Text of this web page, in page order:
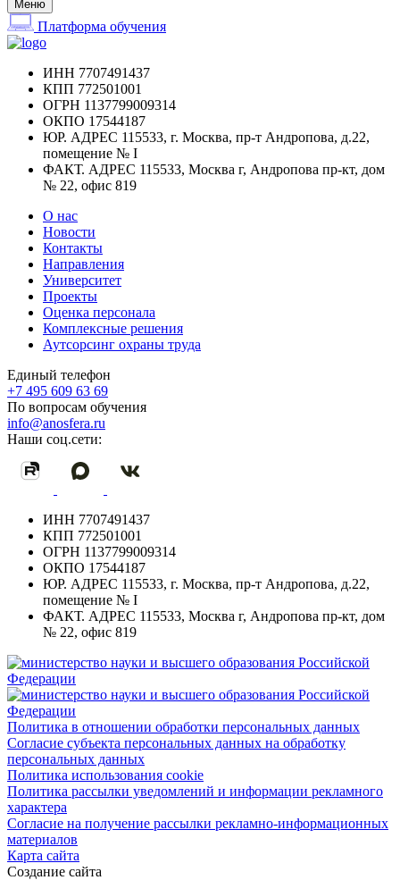
Меню
Платформа обучения
ИНН 7707491437
КПП 772501001
ОГРН 1137799009314
ОКПО 17544187
ЮР. АДРЕС 115533, г. Москва, пр-т Андропова, д.22,
помещение № I
ФАКТ. АДРЕС 115533, Москва г, Андропова пр-кт, дом
№ 22, офис 819
О нас
Новости
Контакты
Направления
Университет
Проекты
Оценка персонала
Комплексные решения
Аутсорсинг охраны труда
Единый телефон
+7 495 609 63 69
По вопросам обучения
info@anosfera.ru
Наши соц.сети:
ИНН 7707491437
КПП 772501001
ОГРН 1137799009314
ОКПО 17544187
ЮР. АДРЕС 115533, г. Москва, пр-т Андропова, д.22,
помещение № I
ФАКТ. АДРЕС 115533, Москва г, Андропова пр-кт, дом
№ 22, офис 819
Политика в отношении обработки персональных данных
Согласие субъекта персональных данных на обработку
персональных данных
Политика использования cookie
Политика рассылки уведомлений и информации рекламного
характера
Согласие на получение рассылки рекламно-информационных
материалов
Карта сайта
Создание сайта